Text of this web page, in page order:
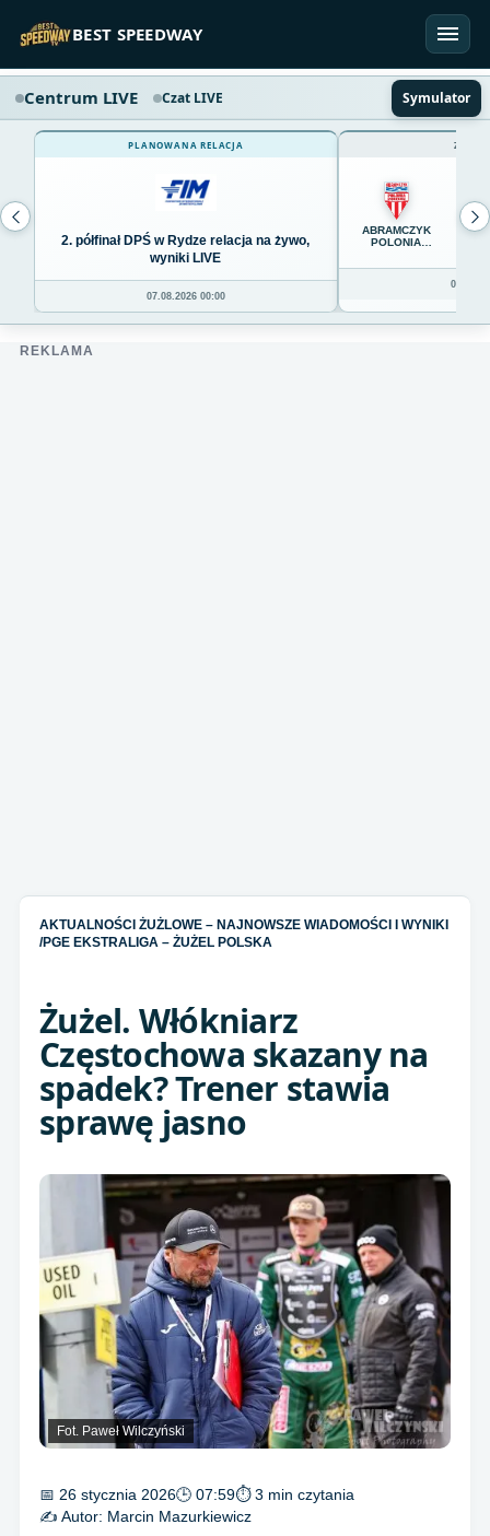
BEST SPEEDWAY
Centrum LIVE Czat LIVE Symulator
PLANOWANA RELACJA
2. półfinał DPŚ w Rydze relacja na żywo,
wyniki LIVE
07.08.2026 00:00
ABRAMCZYK
POLONIA
65
REKLAMA
AKTUALNOŚCI ŻUŻLOWE – NAJNOWSZE WIADOMOŚCI I WYNIKI
/PGE EKSTRALIGA – ŻUŻEL POLSKA
Żużel. Włókniarz
Częstochowa skazany na
spadek? Trener stawia
sprawę jasno
Fot. Paweł Wilczyński
📅 26 stycznia 2026🕒 07:59⏱ 3 min czytania
✍️ Autor: Marcin Mazurkiewicz